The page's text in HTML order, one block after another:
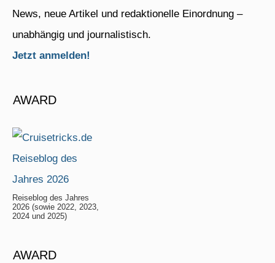
News, neue Artikel und redaktionelle Einordnung –
unabhängig und journalistisch.
Jetzt anmelden!
AWARD
Reiseblog des Jahres
2026 (sowie 2022, 2023,
2024 und 2025)
AWARD